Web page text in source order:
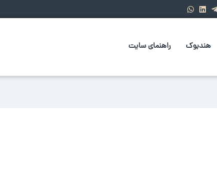
هندبوک راهنمای سایت